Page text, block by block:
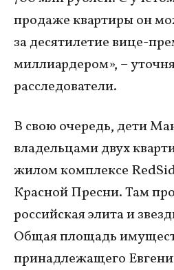
продаже квартиры он
за десятилетие вице-
миллиардером», –
расследователи.
В свою очередь, дети
владельцами двух
жилом комплексе
Красной Пресни. Там
российская элита и
Общая площадь
принадлежащего